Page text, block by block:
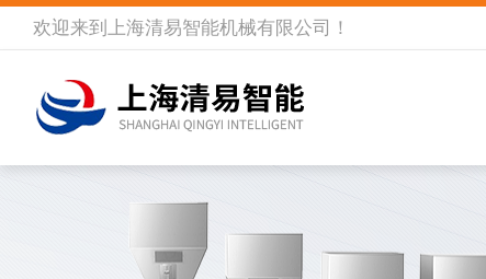
欢迎来到 上海清易智能机械有限公司 ！